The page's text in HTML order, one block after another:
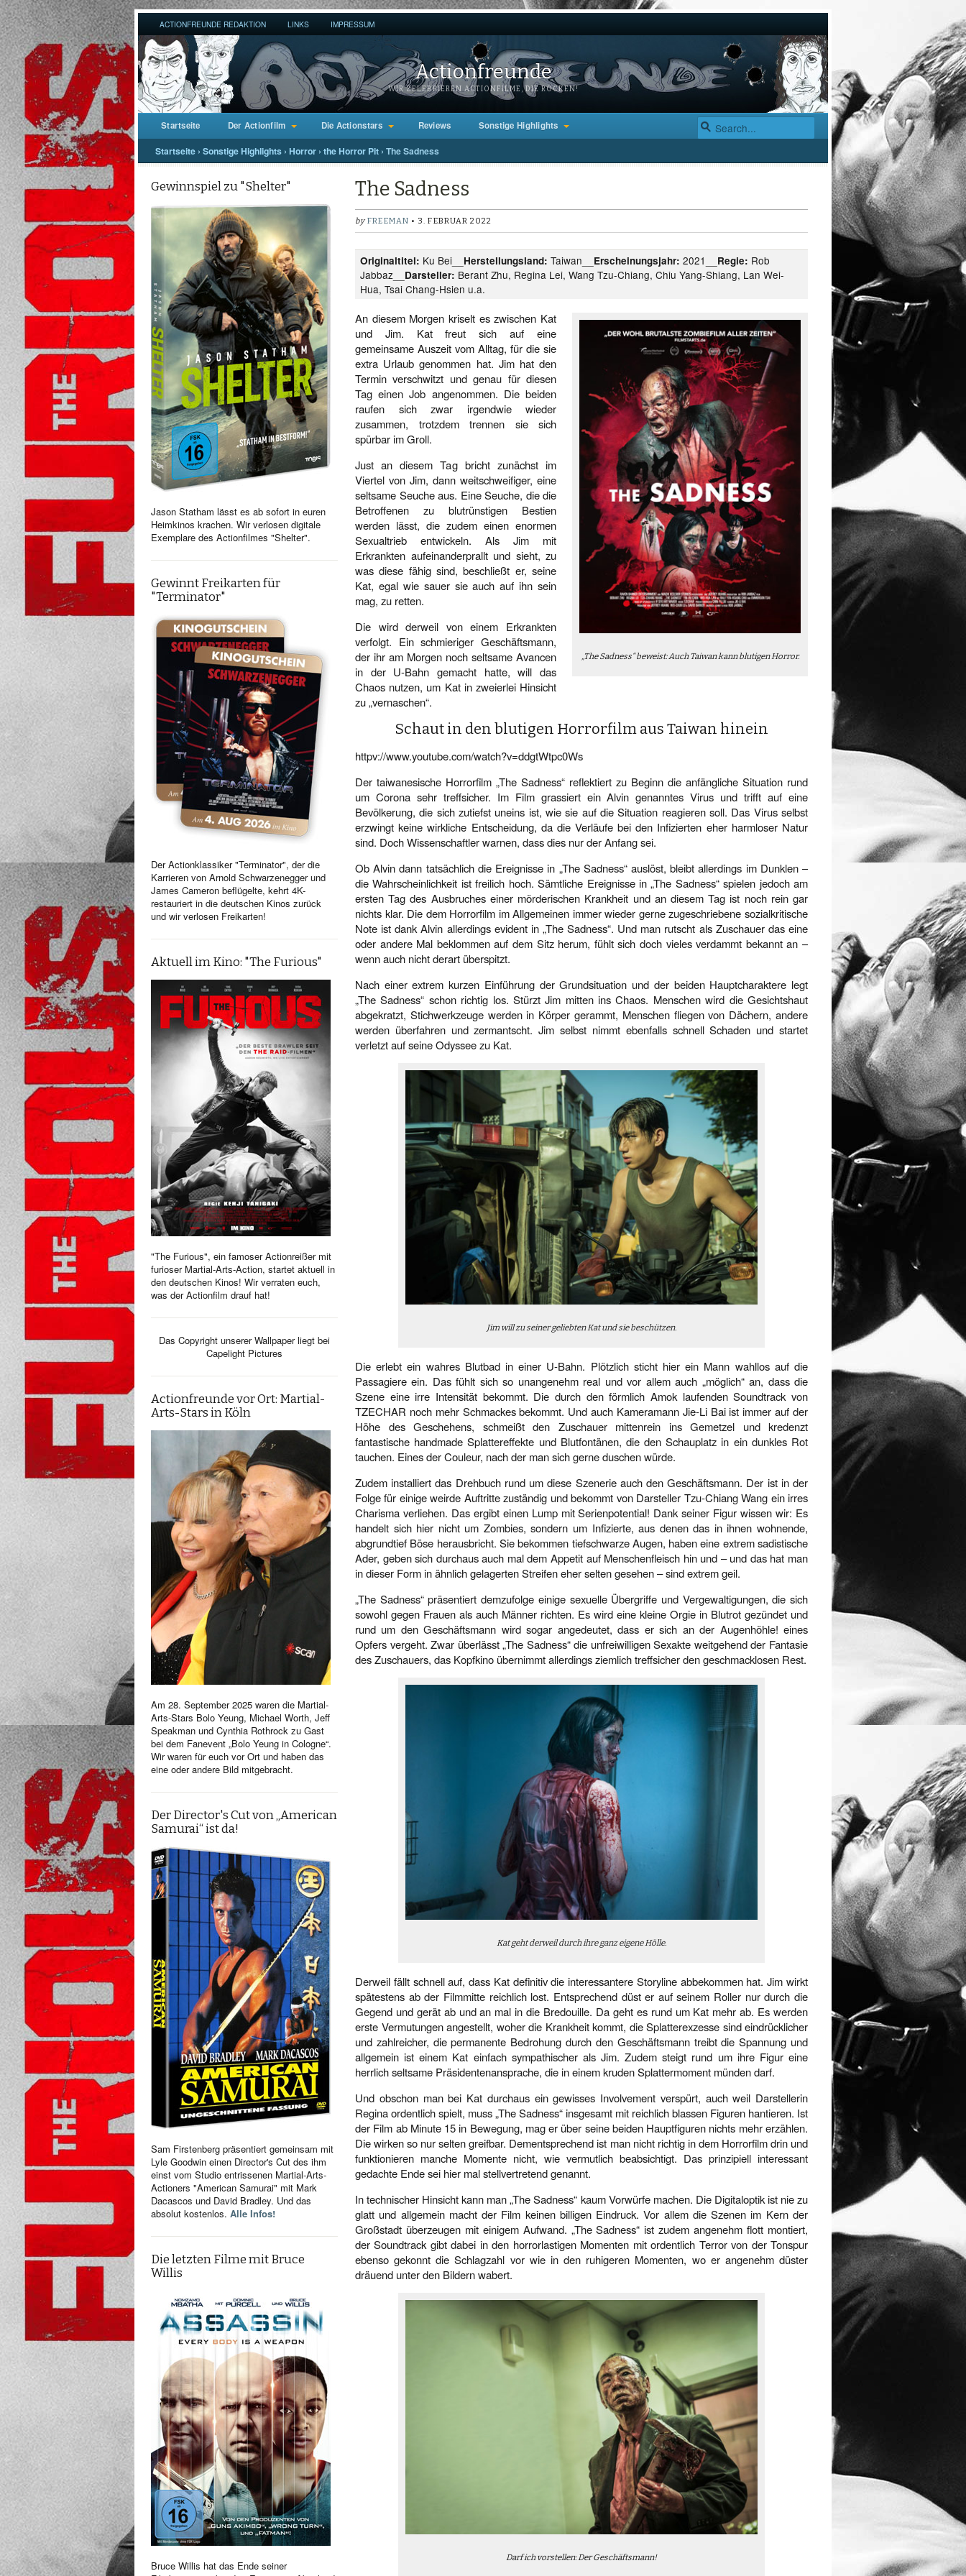
ACTIONFREUNDE REDAKTION LINKS IMPRESSUM
Actionfreunde
WIR ZELEBRIEREN ACTIONFILME, DIE ROCKEN!
Startseite Der Actionfilm Die Actionstars Reviews Sonstige Highlights
Startseite › Sonstige Highlights › Horror › the Horror Pit › The Sadness
Gewinnspiel zu "Shelter"
Jason Statham lässt es ab sofort in euren
Heimkinos krachen. Wir verlosen digitale
Exemplare des Actionfilmes "Shelter".
Gewinnt Freikarten für
"Terminator"
Der Actionklassiker "Terminator", der die
Karrieren von Arnold Schwarzenegger und
James Cameron beflügelte, kehrt 4K-
restauriert in die deutschen Kinos zurück
und wir verlosen Freikarten!
Aktuell im Kino: "The Furious"
"The Furious", ein famoser Actionreißer mit
furioser Martial-Arts-Action, startet aktuell in
den deutschen Kinos! Wir verraten euch,
was der Actionfilm drauf hat!
Das Copyright unserer Wallpaper liegt bei
Capelight Pictures
Actionfreunde vor Ort: Martial-
Arts-Stars in Köln
Am 28. September 2025 waren die Martial-
Arts-Stars Bolo Yeung, Michael Worth, Jeff
Speakman und Cynthia Rothrock zu Gast
bei dem Fanevent „Bolo Yeung in Cologne“.
Wir waren für euch vor Ort und haben das
eine oder andere Bild mitgebracht.
Der Director's Cut von „American
Samurai“ ist da!
Sam Firstenberg präsentiert gemeinsam mit
Lyle Goodwin einen Director's Cut des ihm
einst vom Studio entrissenen Martial-Arts-
Actioners "American Samurai" mit Mark
Dacascos und David Bradley. Und das
absolut kostenlos. Alle Infos!
Die letzten Filme mit Bruce
Willis
Bruce Willis hat das Ende seiner
The Sadness
by FREEMAN • 3. FEBRUAR 2022
Originaltitel: Ku Bei__ Herstellungsland: Taiwan__ Erscheinungsjahr: 2021__ Regie: Rob
Jabbaz__ Darsteller: Berant Zhu, Regina Lei, Wang Tzu-Chiang, Chiu Yang-Shiang, Lan Wei-
Hua, Tsai Chang-Hsien u.a.
„The Sadness“ beweist: Auch Taiwan kann blutigen Horror.
An diesem Morgen kriselt es zwischen Kat
und Jim. Kat freut sich auf eine
gemeinsame Auszeit vom Alltag, für die sie
extra Urlaub genommen hat. Jim hat den
Termin verschwitzt und genau für diesen
Tag einen Job angenommen. Die beiden
raufen sich zwar irgendwie wieder
zusammen, trotzdem trennen sie sich
spürbar im Groll.
Just an diesem Tag bricht zunächst im
Viertel von Jim, dann weitschweifiger, eine
seltsame Seuche aus. Eine Seuche, die die
Betroffenen zu blutrünstigen Bestien
werden lässt, die zudem einen enormen
Sexualtrieb entwickeln. Als Jim mit
Erkrankten aufeinanderprallt und sieht, zu
was diese fähig sind, beschließt er, seine
Kat, egal wie sauer sie auch auf ihn sein
mag, zu retten.
Die wird derweil von einem Erkrankten
verfolgt. Ein schmieriger Geschäftsmann,
der ihr am Morgen noch seltsame Avancen
in der U-Bahn gemacht hatte, will das
Chaos nutzen, um Kat in zweierlei Hinsicht
zu „vernaschen“.
Schaut in den blutigen Horrorfilm aus Taiwan hinein
httpv://www.youtube.com/watch?v=ddgtWtpc0Ws
Der taiwanesische Horrorfilm „The Sadness“ reflektiert zu Beginn die anfängliche Situation rund
um Corona sehr treffsicher. Im Film grassiert ein Alvin genanntes Virus und trifft auf eine
Bevölkerung, die sich zutiefst uneins ist, wie sie auf die Situation reagieren soll. Das Virus selbst
erzwingt keine wirkliche Entscheidung, da die Verläufe bei den Infizierten eher harmloser Natur
sind. Doch Wissenschaftler warnen, dass dies nur der Anfang sei.
Ob Alvin dann tatsächlich die Ereignisse in „The Sadness“ auslöst, bleibt allerdings im Dunklen –
die Wahrscheinlichkeit ist freilich hoch. Sämtliche Ereignisse in „The Sadness“ spielen jedoch am
ersten Tag des Ausbruches einer mörderischen Krankheit und an diesem Tag ist noch rein gar
nichts klar. Die dem Horrorfilm im Allgemeinen immer wieder gerne zugeschriebene sozialkritische
Note ist dank Alvin allerdings evident in „The Sadness“. Und man rutscht als Zuschauer das eine
oder andere Mal beklommen auf dem Sitz herum, fühlt sich doch vieles verdammt bekannt an –
wenn auch nicht derart überspitzt.
Nach einer extrem kurzen Einführung der Grundsituation und der beiden Hauptcharaktere legt
„The Sadness“ schon richtig los. Stürzt Jim mitten ins Chaos. Menschen wird die Gesichtshaut
abgekratzt, Stichwerkzeuge werden in Körper gerammt, Menschen fliegen von Dächern, andere
werden überfahren und zermantscht. Jim selbst nimmt ebenfalls schnell Schaden und startet
verletzt auf seine Odyssee zu Kat.
Jim will zu seiner geliebten Kat und sie beschützen.
Die erlebt ein wahres Blutbad in einer U-Bahn. Plötzlich sticht hier ein Mann wahllos auf die
Passagiere ein. Das fühlt sich so unangenehm real und vor allem auch „möglich“ an, dass die
Szene eine irre Intensität bekommt. Die durch den förmlich Amok laufenden Soundtrack von
TZECHAR noch mehr Schmackes bekommt. Und auch Kameramann Jie-Li Bai ist immer auf der
Höhe des Geschehens, schmeißt den Zuschauer mittenrein ins Gemetzel und kredenzt
fantastische handmade Splattereffekte und Blutfontänen, die den Schauplatz in ein dunkles Rot
tauchen. Eines der Couleur, nach der man sich gerne duschen würde.
Zudem installiert das Drehbuch rund um diese Szenerie auch den Geschäftsmann. Der ist in der
Folge für einige weirde Auftritte zuständig und bekommt von Darsteller Tzu-Chiang Wang ein irres
Charisma verliehen. Das ergibt einen Lump mit Serienpotential! Dank seiner Figur wissen wir: Es
handelt sich hier nicht um Zombies, sondern um Infizierte, aus denen das in ihnen wohnende,
abgrundtief Böse herausbricht. Sie bekommen tiefschwarze Augen, haben eine extrem sadistische
Ader, geben sich durchaus auch mal dem Appetit auf Menschenfleisch hin und – und das hat man
in dieser Form in ähnlich gelagerten Streifen eher selten gesehen – sind extrem geil.
„The Sadness“ präsentiert demzufolge einige sexuelle Übergriffe und Vergewaltigungen, die sich
sowohl gegen Frauen als auch Männer richten. Es wird eine kleine Orgie in Blutrot gezündet und
rund um den Geschäftsmann wird sogar angedeutet, dass er sich an der Augenhöhle! eines
Opfers vergeht. Zwar überlässt „The Sadness“ die unfreiwilligen Sexakte weitgehend der Fantasie
des Zuschauers, das Kopfkino übernimmt allerdings ziemlich treffsicher den geschmacklosen Rest.
Kat geht derweil durch ihre ganz eigene Hölle.
Derweil fällt schnell auf, dass Kat definitiv die interessantere Storyline abbekommen hat. Jim wirkt
spätestens ab der Filmmitte reichlich lost. Entsprechend düst er auf seinem Roller nur durch die
Gegend und gerät ab und an mal in die Bredouille. Da geht es rund um Kat mehr ab. Es werden
erste Vermutungen angestellt, woher die Krankheit kommt, die Splatterexzesse sind eindrücklicher
und zahlreicher, die permanente Bedrohung durch den Geschäftsmann treibt die Spannung und
allgemein ist einem Kat einfach sympathischer als Jim. Zudem steigt rund um ihre Figur eine
herrlich seltsame Präsidentenansprache, die in einem kruden Splattermoment münden darf.
Und obschon man bei Kat durchaus ein gewisses Involvement verspürt, auch weil Darstellerin
Regina ordentlich spielt, muss „The Sadness“ insgesamt mit reichlich blassen Figuren hantieren. Ist
der Film ab Minute 15 in Bewegung, mag er über seine beiden Hauptfiguren nichts mehr erzählen.
Die wirken so nur selten greifbar. Dementsprechend ist man nicht richtig in dem Horrorfilm drin und
funktionieren manche Momente nicht, wie vermutlich beabsichtigt. Das prinzipiell interessant
gedachte Ende sei hier mal stellvertretend genannt.
In technischer Hinsicht kann man „The Sadness“ kaum Vorwürfe machen. Die Digitaloptik ist nie zu
glatt und allgemein macht der Film keinen billigen Eindruck. Vor allem die Szenen im Kern der
Großstadt überzeugen mit einigem Aufwand. „The Sadness“ ist zudem angenehm flott montiert,
der Soundtrack gibt dabei in den horrorlastigen Momenten mit ordentlich Terror von der Tonspur
ebenso gekonnt die Schlagzahl vor wie in den ruhigeren Momenten, wo er angenehm düster
dräuend unter den Bildern wabert.
Darf ich vorstellen: Der Geschäftsmann!